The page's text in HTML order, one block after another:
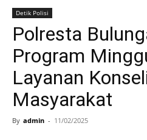
Detik Polisi
Polresta
Program
Layanan
Masyarakat
By admin - 11/02/2025